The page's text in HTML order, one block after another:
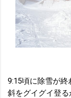
9:15頃に除雪が
斜をグイグイ登